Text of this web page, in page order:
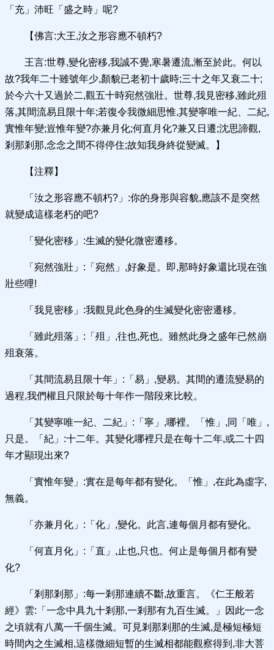
「充」沛旺「盛之時」呢?
【佛言:大王,汝之形容應不頓朽?
王言:世尊,變化密移,我誠不覺,寒暑遷流,漸至於此。何以
故?我年二十雖號年少,顏貌已老初十歲時;三十之年又衰二十;
於今六十又過於二,觀五十時宛然強壯。世尊,我見密移,雖此殂
落,其間流易且限十年;若復令我微細思惟,其變寧唯一紀、二紀,
實惟年變;豈惟年變?亦兼月化;何直月化?兼又日遷;沈思諦觀,
剎那剎那,念念之間不得停住;故知我身終從變滅。】
【注釋】
「汝之形容應不頓朽?」:你的身形與容貌,應該不是突然
就變成這樣老朽的吧?
「變化密移」:生滅的變化微密遷移。
「宛然強壯」:「宛然」,好象是。即,那時好象還比現在強
壯些哩!
「我見密移」:我觀見此色身的生滅變化密密遷移。
「雖此殂落」:「殂」,往也,死也。雖然此身之盛年已然崩
殂衰落。
「其間流易且限十年」:「易」,變易。其間的遷流變易的
過程,我們權且只限於每十年作一階段來比較。
「其變寧唯一紀、二紀」:「寧」,哪裡。「惟」,同「唯」,
只是。「紀」:十二年。其變化哪裡只是在每十二年,或二十四
年才顯現出來?
「實惟年變」:實在是每年都有變化。「惟」,在此為虛字,
無義。
「亦兼月化」:「化」,變化。此言,連每個月都有變化。
「何直月化」:「直」,止也,只也。何止是每個月都有變
化?
「剎那剎那」:每一剎那連續不斷,故重言。《仁王般若
經》雲:「一念中具九十剎那,一剎那有九百生滅。」因此一念
之頃就有八萬一千個生滅。可見剎那剎那的生滅,是極短極短
時間內之生滅相,這樣微細短暫的生滅相都能觀察得到,非大菩